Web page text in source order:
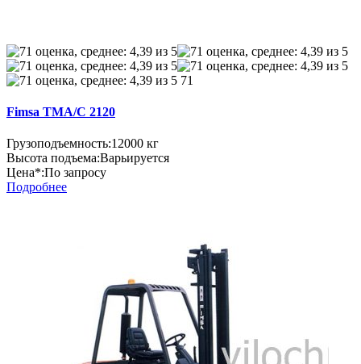
71
Fimsa TMA/C 2120
Грузоподъемность:12000 кг
Высота подъема:Варьируется
Цена*:По запросу
Подробнее